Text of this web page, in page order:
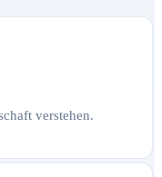
verstehen.